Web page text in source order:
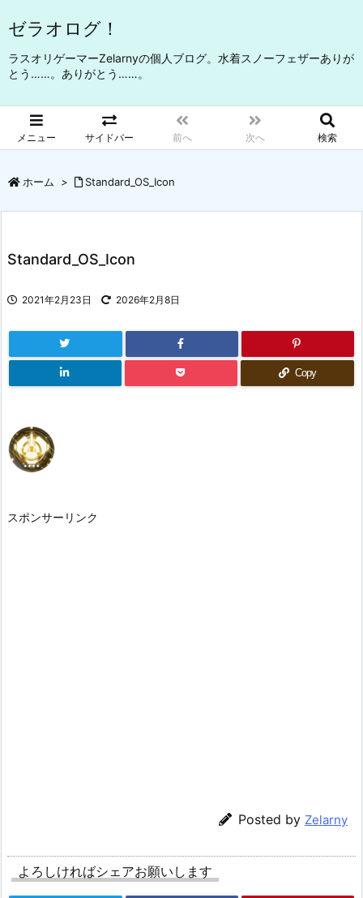
ゼラオログ！
ラスオリゲーマーZelarnyの個人ブログ。水着スノーフェザーありが
とう……。ありがとう……。
メニュー サイドバー 前へ 次へ 検索
ホーム > Standard_OS_Icon
Standard_OS_Icon
2021年2月23日 2026年2月8日
Copy
スポンサーリンク
Posted by Zelarny
よろしければシェアお願いします